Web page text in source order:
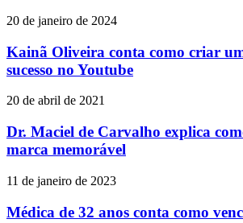
20 de janeiro de 2024
Kainã Oliveira conta como criar
sucesso no Youtube
20 de abril de 2021
Dr. Maciel de Carvalho explica
marca memorável
11 de janeiro de 2023
Médica de 32 anos conta como